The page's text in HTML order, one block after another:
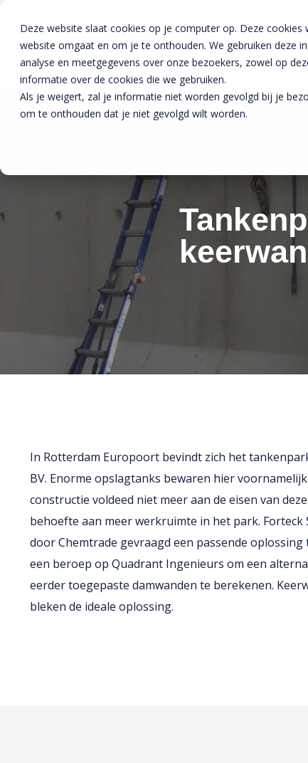
Deze website slaat cookies op je computer op. Deze
website omgaat en om je te onthouden. We gebruiken deze
analyse en meetgegevens over onze bezoekers, zowel op
informatie over de cookies die we gebruiken.
Als je weigert, zal je informatie niet worden gevolgd bij je
om te onthouden dat je niet gevolgd wilt worden.
Home»Projecten»Tankenpark chemtrade
In Rotterdam Europoort bevindt zich het
BV. Enorme opslagtanks bewaren hier
constructie voldeed niet meer aan de eisen van
behoefte aan meer werkruimte in het park. Forteck
door Chemtrade gevraagd een passende oplossing
een beroep op Quadrant Ingenieurs om een
eerder toegepaste damwanden te berekenen.
bleken de ideale oplossing.